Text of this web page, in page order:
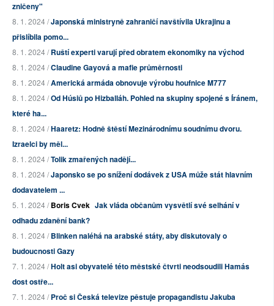
zničeny"
8. 1. 2024 /Japonská ministryně zahraničí navštívila Ukrajinu a
přislíbila pomo...
8. 1. 2024 /Ruští experti varují před obratem ekonomiky na východ
8. 1. 2024 /Claudine Gayová a mafie průměrnosti
8. 1. 2024 /Americká armáda obnovuje výrobu houfnice M777
8. 1. 2024 /Od Húsiů po Hizballáh. Pohled na skupiny spojené s Íránem,
které ha...
8. 1. 2024 /Haaretz: Hodně štěstí Mezinárodnímu soudnímu dvoru.
Izraelci by měl...
8. 1. 2024 /Tolik zmařených nadějí...
8. 1. 2024 /Japonsko se po snížení dodávek z USA může stát hlavním
dodavatelem ...
5. 1. 2024 /Boris Cvek Jak vláda občanům vysvětlí své selhání v
odhadu zdanění bank?
8. 1. 2024 /Blinken naléhá na arabské státy, aby diskutovaly o
budoucnosti Gazy
7. 1. 2024 /Holt asi obyvatelé této městské čtvrti neodsoudili Hamás
dost ostře...
7. 1. 2024 /Proč si Česká televize pěstuje propagandistu Jakuba